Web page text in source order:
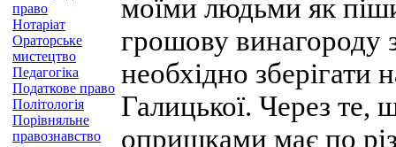
право
Нотаріат
Ораторське
мистецтво
Педагогіка
Податкове право
Політологія
Порівняльне
правознавство
моїми людьми як
грошову винагороду
необхідно зберігати
Галицької. Через те,
опришками має по